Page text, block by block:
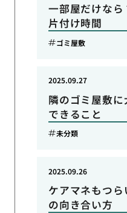
一部屋だけな
片付け時間
ゴミ屋敷
隣のゴミ屋敷
できること
2025.09.27
未分類
ケアマネもつ
の向き合い方
2025.09.26